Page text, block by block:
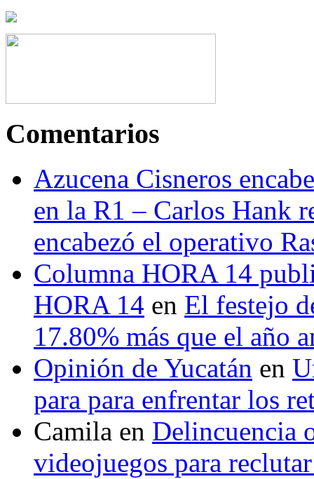
Comentarios
Azucena Cisneros
en la R1 – Carlos Hank
encabezó el operativo
Columna HORA 14
HORA 14 en El festejo
17.80% más que el año
Opinión de Yucatán en
para para enfrentar los
Camila en Delincuencia
videojuegos para